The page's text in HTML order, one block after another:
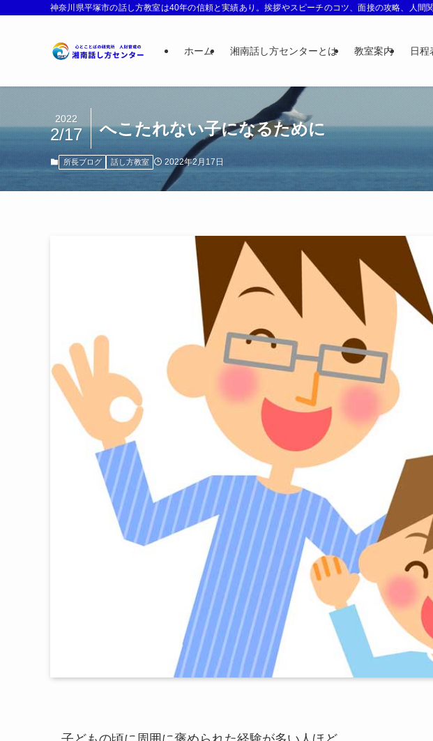
神奈川県平塚市の話し方教室は40年の信頼と実績あり。挨拶やスピーチのコツ、面接の攻略、人
ホーム 湘南話し方センターとは 教室案内 日程
へこたれない子になるために
2022
2/17
所長ブログ 話し方教室 2022年2月17日